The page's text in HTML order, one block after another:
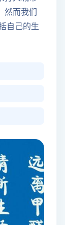
而我们
自己的生